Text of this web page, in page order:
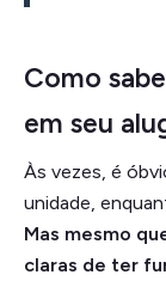
Como
em seu
Às vezes, é
unidade,
Mas mesmo
claras de ter